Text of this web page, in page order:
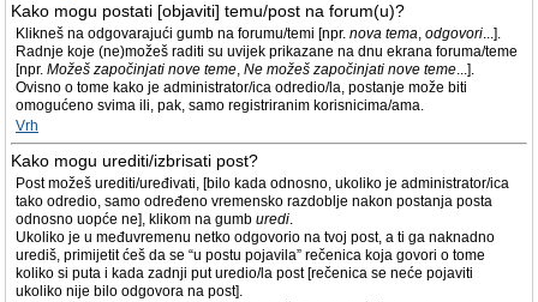
Kako mogu postati [objaviti] temu/post na forum(u)?
Klikneš na odgovarajući gumb na forumu/temi [npr. nova tema, odgovori...].
Radnje koje (ne)možeš raditi su uvijek prikazane na dnu ekrana foruma/teme
[npr. Možeš započinjati nove teme, Ne možeš započinjati nove teme...].
Ovisno o tome kako je administrator/ica odredio/la, postanje može biti
omogućeno svima ili, pak, samo registriranim korisnicima/ama.
Vrh
Kako mogu urediti/izbrisati post?
Post možeš urediti/uređivati, [bilo kada odnosno, ukoliko je administrator/ica
tako odredio, samo određeno vremensko razdoblje nakon postanja posta
odnosno uopće ne], klikom na gumb uredi.
Ukoliko je u međuvremenu netko odgovorio na tvoj post, a ti ga naknadno
urediš, primijetit ćeš da se “u postu pojavila” rečenica koja govori o tome
koliko si puta i kada zadnji put uredio/la post [rečenica se neće pojaviti
ukoliko nije bilo odgovora na post].